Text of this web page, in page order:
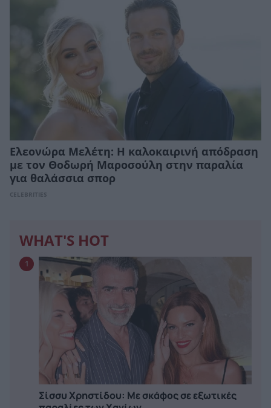
Ελεονώρα Μελέτη: Η καλοκαιρινή απόδραση
με τον Θοδωρή Μαροσούλη στην παραλία
για θαλάσσια σπορ
CELEBRITIES
WHAT'S HOT
1
Σίσσυ Χρηστίδου: Με σκάφος σε εξωτικές